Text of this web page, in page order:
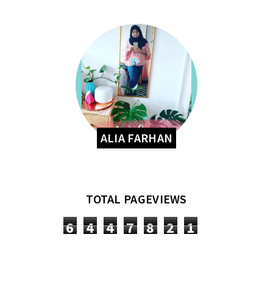
ALIA FARHAN
TOTAL PAGEVIEWS
6 4 4 7 8 2 1